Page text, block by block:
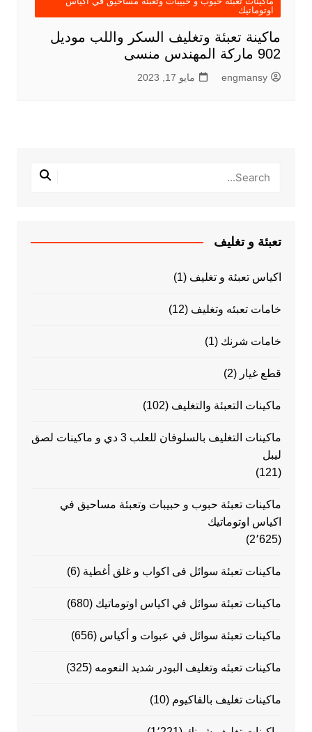
اوتوماتيك
ماكينة تعبئة وتغليف السكر واللب موديل
902 ماركة المهندس منسى
engmansy مايو 17, 2023
تعبئة و تغليف
اكياس تعبئة و تغليف (1)
خامات تعبئه وتغليف (12)
خامات شرنك (1)
قطع غيار (2)
ماكينات التعبئة والتغليف (102)
ماكينات التغليف بالسلوفان للعلب 3 دي و ماكينات لصق
ليبل
(121)
ماكينات تعبئة حبوب و حبيبات وتعبئة مساحيق في
اكياس اوتوماتيك
(2٬625)
ماكينات تعبئة سوائل فى اكواب و غلق أغطية (6)
ماكينات تعبئة سوائل في اكياس اوتوماتيك (680)
ماكينات تعبئة سوائل في عبوات و أكياس (656)
ماكينات تعبئه وتغليف البودر شديد النعومه (325)
ماكينات تغليف بالفاكيوم (10)